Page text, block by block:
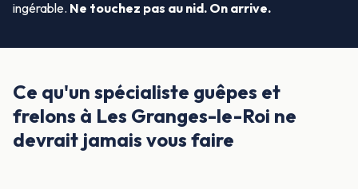
ingérable. Ne touchez pas au nid. On arrive.
Ce qu'un spécialiste guêpes et
frelons à Les Granges-le-Roi ne
devrait jamais vous faire